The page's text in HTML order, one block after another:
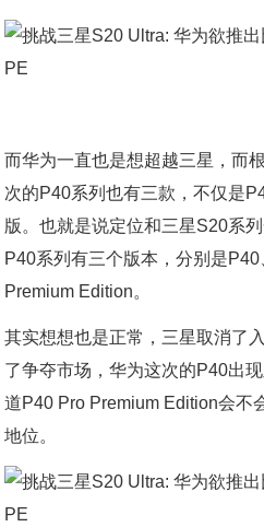
而华为一直也是想超越三星，而
次的P40系列也有三款，不仅是
版。也就是说定位和三星S20系
P40系列有三个版本，分别是
Premium Edition。
其实想想也是正常，三星取消了
了争夺市场，华为这次的P40出
道P40 Pro Premium Edition会不
地位。